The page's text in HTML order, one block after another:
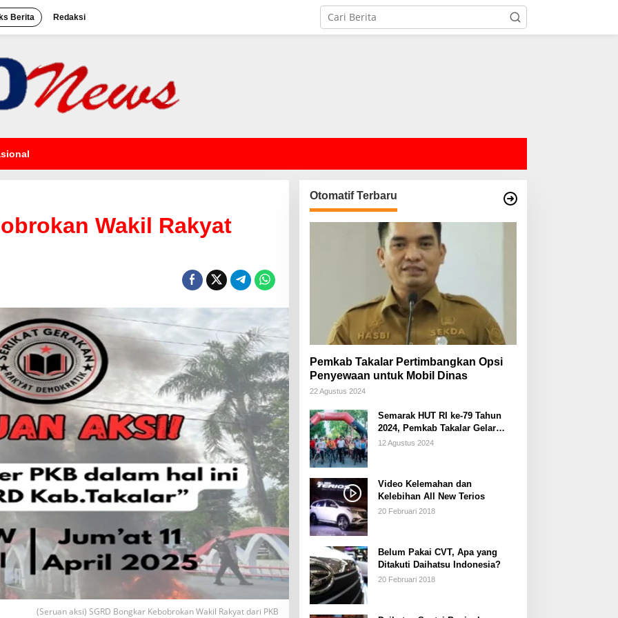
Berita Redaksi
Wakil Rakyat
(Seruan aksi) SGRD Bongkar Kebobrokan Wakil Rakyat dari PKB
Otomatif Terbaru
Pemkab Takalar Pertimbangkan Opsi
Penyewaan untuk Mobil Dinas
22 Agustus 2024
Semarak HUT RI ke-79 Tahun
2024, Pemkab Takalar Gelar
Sepeda Santai/Sepeda Hias
12 Agustus 2024
Video Kelemahan dan
Kelebihan All New Terios
20 Februari 2018
Belum Pakai CVT, Apa yang
Ditakuti Daihatsu Indonesia?
20 Februari 2018